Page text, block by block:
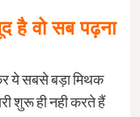
है वो सब पढ़ना
ये सबसे बड़ा मिथक
शुरू ही नही करते हैं